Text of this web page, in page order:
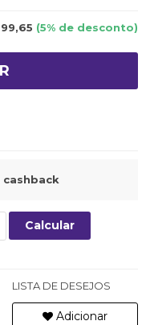
(5% de desconto)
cashback
Calcular
LISTA DE DESEJOS
Adicionar